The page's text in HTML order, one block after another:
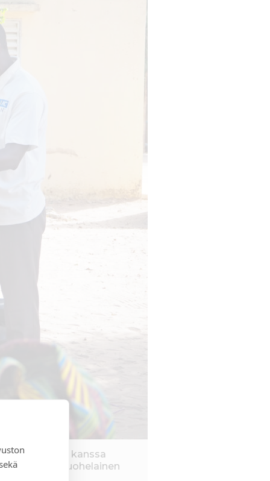
on kitaran kanssa
Kuva: Heli Vuohelainen